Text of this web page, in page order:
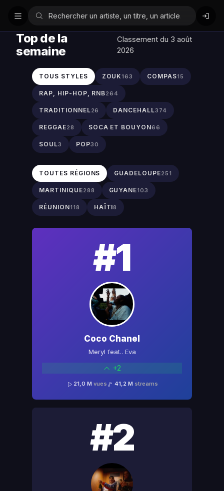
Top de la
semaine
Classement du 3 août
2026
TOUS STYLES ZOUK163 COMPAS15
RAP, HIP-HOP, RNB264
TRADITIONNEL26 DANCEHALL374
REGGAE28 SOCA ET BOUYON66
SOUL3 POP30
TOUTES RÉGIONS GUADELOUPE251
MARTINIQUE288 GUYANE103
RÉUNION118 HAÏTI8
#2
#1
Coco Chanel
Meryl feat.. Eva
+2
21,0 M vues 41,2 M streams